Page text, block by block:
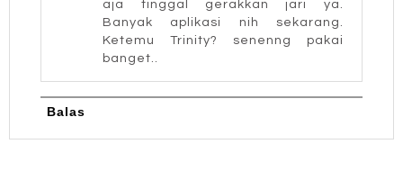
aja tinggal gerakkan jari ya.
Banyak aplikasi nih sekarang.
Ketemu Trinity? senenng pakai
banget..
Balas